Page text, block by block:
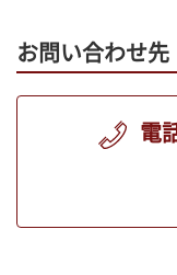
お問い合わせ先
電